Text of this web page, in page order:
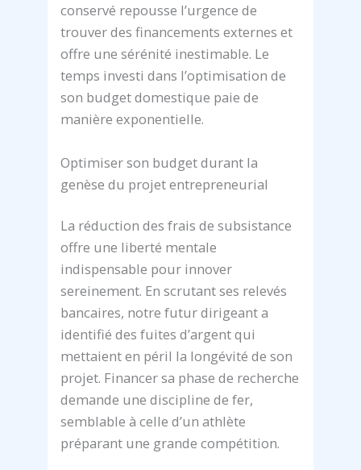
conservé repousse l’urgence de
trouver des financements externes et
offre une sérénité inestimable. Le
temps investi dans l’optimisation de
son budget domestique paie de
manière exponentielle.
Optimiser son budget durant la
genèse du projet entrepreneurial
La réduction des frais de subsistance
offre une liberté mentale
indispensable pour innover
sereinement. En scrutant ses relevés
bancaires, notre futur dirigeant a
identifié des fuites d’argent qui
mettaient en péril la longévité de son
projet. Financer sa phase de recherche
demande une discipline de fer,
semblable à celle d’un athlète
préparant une grande compétition.